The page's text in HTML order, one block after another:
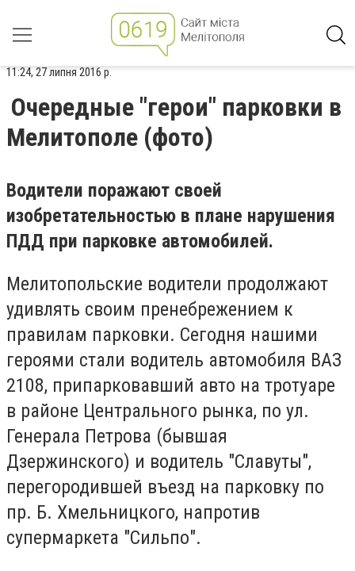
11:24, 27 липня 2016 р.
Очередные "герои" парковки в
Мелитополе (фото)
Водители поражают своей
изобретательностью в плане нарушения
ПДД при парковке автомобилей.
Мелитопольские водители продолжают
удивлять своим пренебрежением к
правилам парковки. Сегодня нашими
героями стали водитель автомобиля ВАЗ
2108, припарковавший авто на тротуаре
в районе Центрального рынка, по ул.
Генерала Петрова (бывшая
Дзержинского) и водитель "Славуты",
перегородившей въезд на парковку по
пр. Б. Хмельницкого, напротив
супермаркета "Сильпо".